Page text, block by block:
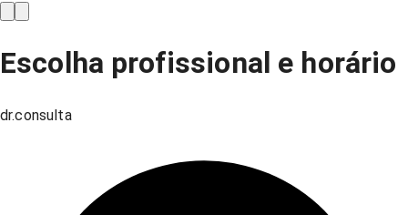
Escolha profissional e horário
dr.consulta